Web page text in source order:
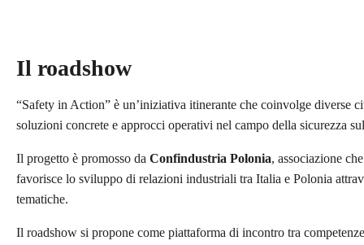
Il roadshow
“Safety in Action” è un’iniziativa itinerante che coinvolge diverse
soluzioni concrete e approcci operativi nel campo della sicurezza
Il progetto è promosso da Confindustria Polonia, associazione
favorisce lo sviluppo di relazioni industriali tra Italia e Polonia
tematiche.
Il roadshow si propone come piattaforma di incontro tra